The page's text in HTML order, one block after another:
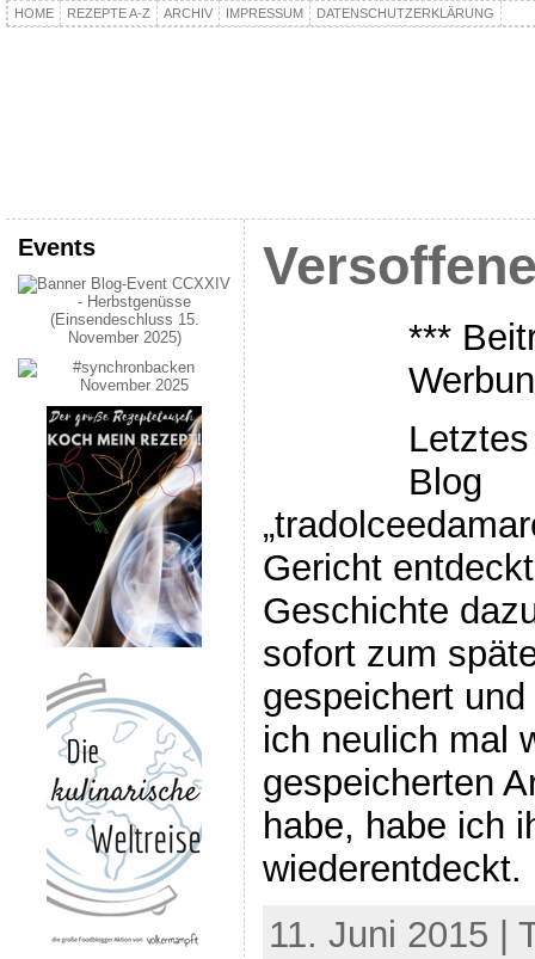
HOME REZEPTE A-Z ARCHIV IMPRESSUM DATENSCHUTZERKLÄRUNG
Events
***
Blog
Gericht
Geschichte
sofort zum
gespeichert
ich neulich mal
gespeicherten
habe, habe ich
11. Juni 2015 |